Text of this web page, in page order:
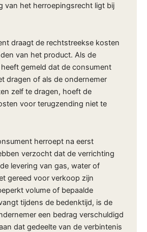
van het herroepingsrecht ligt bij
draagt de rechtstreekse kosten
van het product. Als de
gemeld dat de consument
dragen of als de ondernemer
zelf te dragen, hoeft de
voor terugzending niet te
herroept na eerst
verzocht dat de verrichting
levering van gas, water of
gereed voor verkoop zijn
volume of bepaalde
tijdens de bedenktijd, is de
een bedrag verschuldigd
dat gedeelte van de verbintenis